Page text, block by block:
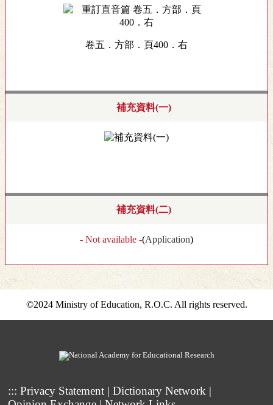
卷五．方部．頁400．右
補充資料(一)
補充資料(二)
- Not available -(Application)
©2024 Ministry of Education, R.O.C. All rights reserved.
::: Privacy Statement| Dictionary Network |